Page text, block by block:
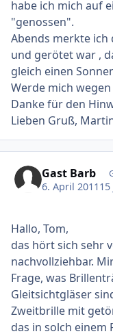
habe ich mich auf
"genossen".
Abends merkte ich
und gerötet war ,
gleich einen
Werde mich
Danke für den
Lieben Gruß,
Gast Barb
6. April 2011 15
Hallo, Tom,
das hört sich sehr
nachvollziehbar.
Frage, was
Gleitsichtgläser
Zweitbrille mit
das in solch einem